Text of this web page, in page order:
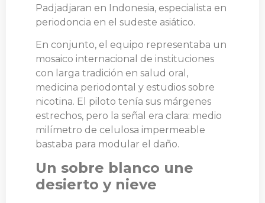
Padjadjaran en Indonesia, especialista en
periodoncia en el sudeste asiático.
En conjunto, el equipo representaba un
mosaico internacional de instituciones
con larga tradición en salud oral,
medicina periodontal y estudios sobre
nicotina. El piloto tenía sus márgenes
estrechos, pero la señal era clara: medio
milímetro de celulosa impermeable
bastaba para modular el daño.
Un sobre blanco une
desierto y nieve